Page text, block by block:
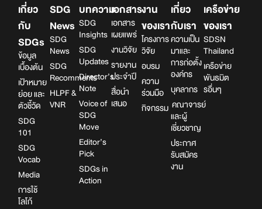
เกี่ยว
กับ
SDGs
ข้อมูล
เบื้องต้น
เป้าหมาย
ย่อย และ
ตัวชี้วัด
SDG
101
SDG
Vocab
Media
การใช้
โลโก้
SDG
News
SDG
News
SDG
Recomments
HLPF &
VNR
บทความ
SDG
Insights
SDG
Updates
Director’s
Note
Voice of
SDG
Move
Editor’s
Pick
SDGs in
Action
เอกสาร
เอกสาร
เผยแพร่
งานวิจัย
รายงาน
ประจำปี
สื่อนำ
เสนอ
งาน
ของเรา
โครงการ
วิจัย
อบรม
ความ
ร่วมมือ
กิจกรรม
เกี่ยว
กับเรา
ความเป็น
มาและ
การก่อตั้ง
องค์กร
บุคลากร
คณาจารย์
และผู้
เชี่ยวชาญ
ประกาศ
รับสมัคร
งาน
เครือข่าย
ของเรา
SDSN
Thailand
เครือข่าย
พันธมิต
รอื่นๆ